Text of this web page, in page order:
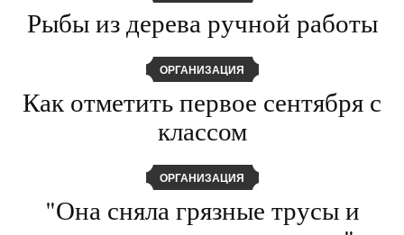
Рыбы из дерева ручной работы
ОРГАНИЗАЦИЯ
Как отметить первое сентября с
классом
ОРГАНИЗАЦИЯ
"Она сняла грязные трусы и